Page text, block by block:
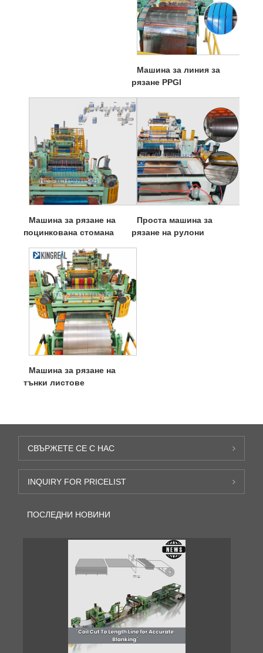
Машина за линия за
рязане PPGI
Машина за рязане на
поцинкована стомана
Проста машина за
рязане на рулони
Машина за рязане на
тънки листове
СВЪРЖЕТЕ СЕ С НАС
INQUIRY FOR PRICELIST
ПОСЛЕДНИ НОВИНИ